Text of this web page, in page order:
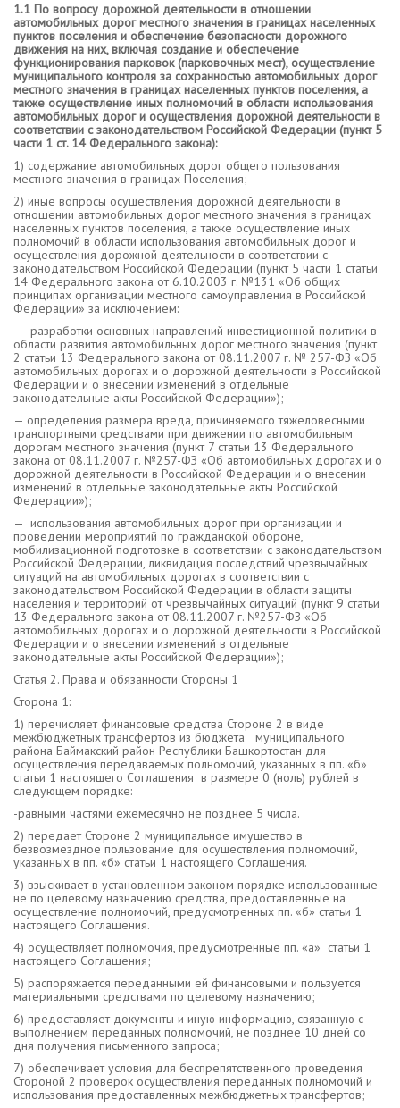
1.1 По вопросу дорожной деятельности в отношении
автомобильных дорог местного значения в границах населенных
пунктов поселения и обеспечение безопасности дорожного
движения на них, включая создание и обеспечение
функционирования парковок (парковочных мест), осуществление
муниципального контроля за сохранностью автомобильных дорог
местного значения в границах населенных пунктов поселения, а
также осуществление иных полномочий в области использования
автомобильных дорог и осуществления дорожной деятельности в
соответствии с законодательством Российской Федерации (пункт 5
части 1 ст. 14 Федерального закона):
1) содержание автомобильных дорог общего пользования
местного значения в границах Поселения;
2) иные вопросы осуществления дорожной деятельности в
отношении автомобильных дорог местного значения в границах
населенных пунктов поселения, а также осуществление иных
полномочий в области использования автомобильных дорог и
осуществления дорожной деятельности в соответствии с
законодательством Российской Федерации (пункт 5 части 1 статьи
14 Федерального закона от 6.10.2003 г. №131 «Об общих
принципах организации местного самоуправления в Российской
Федерации» за исключением:
— разработки основных направлений инвестиционной политики в
области развития автомобильных дорог местного значения (пункт
2 статьи 13 Федерального закона от 08.11.2007 г. № 257-ФЗ «Об
автомобильных дорогах и о дорожной деятельности в Российской
Федерации и о внесении изменений в отдельные
законодательные акты Российской Федерации»);
— определения размера вреда, причиняемого тяжеловесными
транспортными средствами при движении по автомобильным
дорогам местного значения (пункт 7 статьи 13 Федерального
закона от 08.11.2007 г. №257-ФЗ «Об автомобильных дорогах и о
дорожной деятельности в Российской Федерации и о внесении
изменений в отдельные законодательные акты Российской
Федерации»);
— использования автомобильных дорог при организации и
проведении мероприятий по гражданской обороне,
мобилизационной подготовке в соответствии с законодательством
Российской Федерации, ликвидация последствий чрезвычайных
ситуаций на автомобильных дорогах в соответствии с
законодательством Российской Федерации в области защиты
населения и территорий от чрезвычайных ситуаций (пункт 9 статьи
13 Федерального закона от 08.11.2007 г. №257-ФЗ «Об
автомобильных дорогах и о дорожной деятельности в Российской
Федерации и о внесении изменений в отдельные
законодательные акты Российской Федерации»);
Статья 2. Права и обязанности Стороны 1
Сторона 1:
1) перечисляет финансовые средства Стороне 2 в виде
межбюджетных трансфертов из бюджета муниципального
района Баймакский район Республики Башкортостан для
осуществления передаваемых полномочий, указанных в пп. «б»
статьи 1 настоящего Соглашения в размере 0 (ноль) рублей в
следующем порядке:
-равными частями ежемесячно не позднее 5 числа.
2) передает Стороне 2 муниципальное имущество в
безвозмездное пользование для осуществления полномочий,
указанных в пп. «б» статьи 1 настоящего Соглашения.
3) взыскивает в установленном законом порядке использованные
не по целевому назначению средства, предоставленные на
осуществление полномочий, предусмотренных пп. «б» статьи 1
настоящего Соглашения.
4) осуществляет полномочия, предусмотренные пп. «а» статьи 1
настоящего Соглашения;
5) распоряжается переданными ей финансовыми и пользуется
материальными средствами по целевому назначению;
6) предоставляет документы и иную информацию, связанную с
выполнением переданных полномочий, не позднее 10 дней со
дня получения письменного запроса;
7) обеспечивает условия для беспрепятственного проведения
Стороной 2 проверок осуществления переданных полномочий и
использования предоставленных межбюджетных транcфертов;